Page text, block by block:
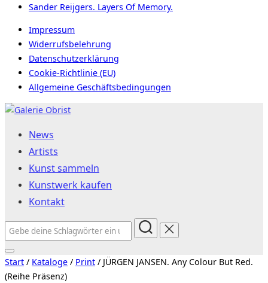
Sander Reijgers. Layers Of Memory.
Impressum
Widerrufsbelehrung
Datenschutzerklärung
Cookie-Richtlinie (EU)
Allgemeine Geschäftsbedingungen
Zum
springenNews
Artists
Kunst sammeln
Kunstwerk kaufen
Kontakt
Suchen
nach:
Seitenleiste
&
Navigation
Start / Kataloge / Print / JÜRGEN JANSEN. Any Colour But Red.
(Reihe Präsenz)